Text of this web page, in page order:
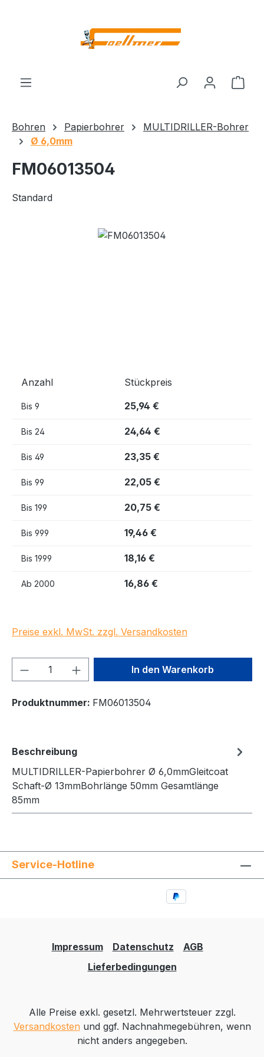
Bohren Papierbohrer
MULTIDRILLER-Bohrer
Ø 6,0mm
FM06013504
Standard
Bildergalerie überspringen
Anzahl Stückpreis
Bis 9 25,94 €
Bis 24 24,64 €
Bis 49 23,35 €
Bis 99 22,05 €
Bis 199 20,75 €
Bis 999 19,46 €
Bis 1999 18,16 €
Ab 2000 16,86 €
Preise exkl. MwSt. zzgl. Versandkosten
Produkt Anzahl: Gib denIn den Warenkorb
Produktnummer: FM06013504
Beschreibung
MULTIDRILLER-Papierbohrer Ø 6,0mmGleitcoat
Schaft-Ø 13mmBohrlänge 50mm Gesamtlänge
85mm
Service-Hotline
Impressum Datenschutz
AGB
Lieferbedingungen
Alle Preise exkl. gesetzl. Mehrwertsteuer zzgl.
Versandkosten und ggf. Nachnahmegebühren, wenn
nicht anders angegeben.